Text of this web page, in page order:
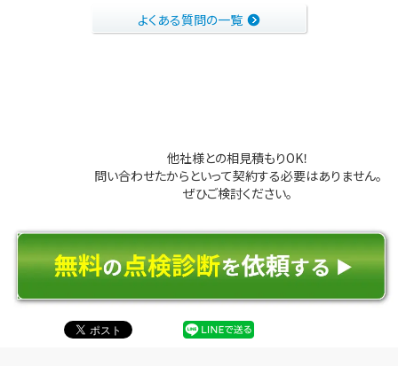
よくある質問の一覧
他社様との相見積もりOK！
問い合わせたからといって契約する必要はありません。
ぜひご検討ください。